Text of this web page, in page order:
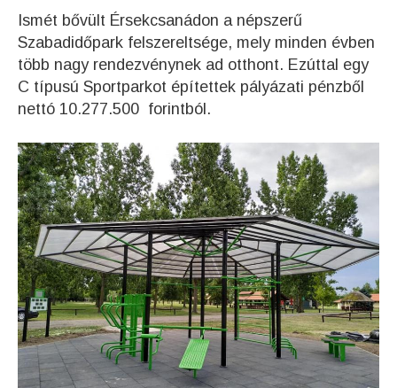
Ismét bővült Érsekcsanádon a népszerű
Szabadidőpark felszereltsége, mely minden évben
több nagy rendezvénynek ad otthont. Ezúttal egy
C típusú Sportparkot építettek pályázati pénzből
nettó 10.277.500 forintból.